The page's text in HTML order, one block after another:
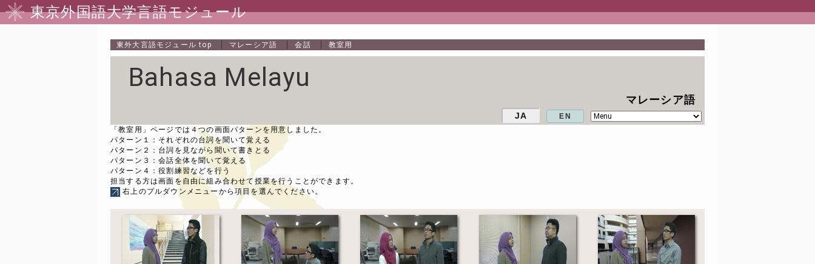
東京外国語大学言語モジュール
東外大言語モジュール top マレーシア語 会話 教室用
Bahasa Melayu
マレーシア語
JA
EN
「教室用」ページでは４つの画面パターンを用意しました。
パターン１：それぞれの台詞を聞いて覚える
パターン２：台詞を見ながら聞いて書きとる
パターン３：会話全体を聞いて覚える
パターン４：役割練習などを行う
担当する方は画面を自由に組み合わせて授業を行うことができます。
右上のプルダウンメニューから項目を選んでください。